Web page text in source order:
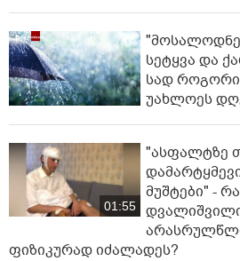
სეტყვა და
სად როგორი
უახლოეს
01:55
"ასფალტზე
მუშტები" -
ფიზიკურად იძალადეს?